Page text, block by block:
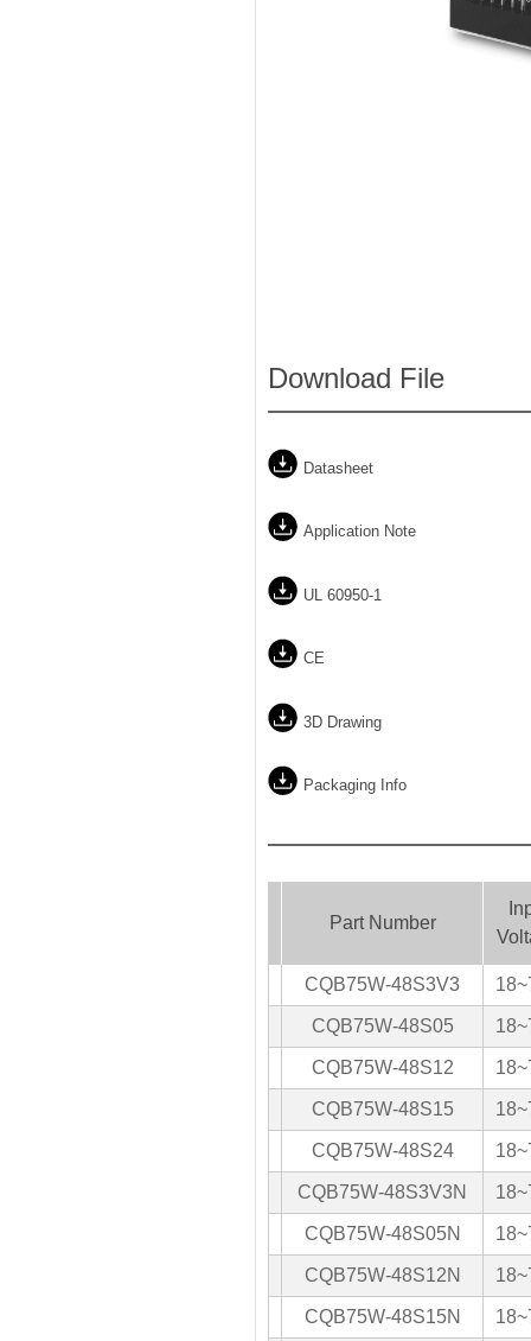
Download File
Datasheet
Application Note
UL 60950-1
CE
3D Drawing
Packaging Info
Part Number
CQB75W-48S3V3
CQB75W-48S05
CQB75W-48S12
CQB75W-48S15
CQB75W-48S24
CQB75W-48S3V3N
CQB75W-48S05N
CQB75W-48S12N
CQB75W-48S15N